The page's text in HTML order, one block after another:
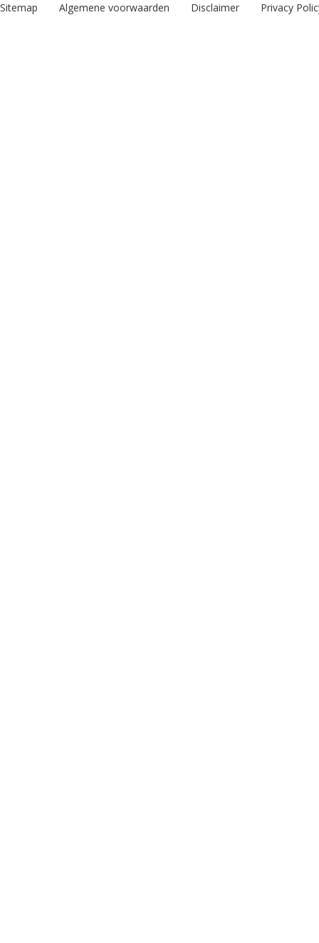
Sitemap Algemene voorwaarden Disclaimer Privacy